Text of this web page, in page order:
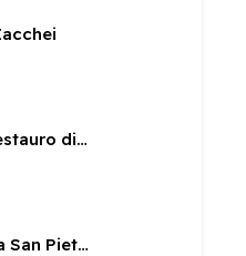
In ricordo del restauro di San Filippo dal Boccardo
Stemmi su porta San Pietro